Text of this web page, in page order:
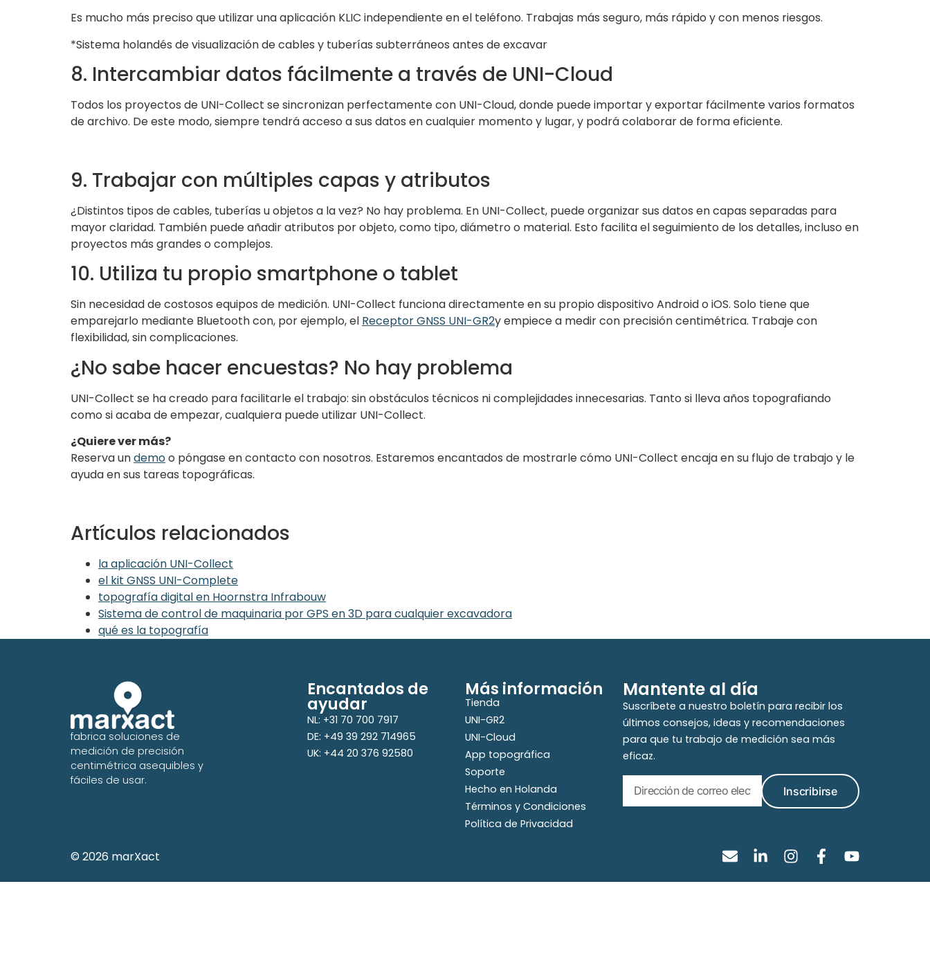
Es mucho más preciso que utilizar una aplicación KLIC independiente en el teléfono. Trabajas más seguro, más rápido y con menos riesgos.
*Sistema holandés de visualización de cables y tuberías subterráneos antes de excavar
8. Intercambiar datos fácilmente a través de UNI-Cloud
Todos los proyectos de UNI-Collect se sincronizan perfectamente con UNI-Cloud, donde puede importar y exportar fácilmente varios formatos
de archivo. De este modo, siempre tendrá acceso a sus datos en cualquier momento y lugar, y podrá colaborar de forma eficiente.
9. Trabajar con múltiples capas y atributos
¿Distintos tipos de cables, tuberías u objetos a la vez? No hay problema. En UNI-Collect, puede organizar sus datos en capas separadas para
mayor claridad. También puede añadir atributos por objeto, como tipo, diámetro o material. Esto facilita el seguimiento de los detalles, incluso en
proyectos más grandes o complejos.
10. Utiliza tu propio smartphone o tablet
Sin necesidad de costosos equipos de medición. UNI-Collect funciona directamente en su propio dispositivo Android o iOS. Solo tiene que
emparejarlo mediante Bluetooth con, por ejemplo, el Receptor GNSS UNI-GR2y empiece a medir con precisión centimétrica. Trabaje con
flexibilidad, sin complicaciones.
¿No sabe hacer encuestas? No hay problema
UNI-Collect se ha creado para facilitarle el trabajo: sin obstáculos técnicos ni complejidades innecesarias. Tanto si lleva años topografiando
como si acaba de empezar, cualquiera puede utilizar UNI-Collect.
¿Quiere ver más?
Reserva undemoo póngase en contacto con nosotros. Estaremos encantados de mostrarle cómo UNI-Collect encaja en su flujo de trabajo y le
ayuda en sus tareas topográficas.
Artículos relacionados
la aplicación UNI-Collect
el kit GNSS UNI-Complete
topografía digital en Hoornstra Infrabouw
Sistema de control de maquinaria por GPS en 3D para cualquier excavadora
qué es la topografía
fabrica soluciones de
medición de precisión
centimétrica asequibles y
fáciles de usar.
Encantados de
ayudar
NL: +31 70 700 7917
DE: +49 39 292 714965
UK: +44 20 376 92580
Más información
Tienda
UNI-GR2
UNI-Cloud
App topográfica
Soporte
Hecho en Holanda
Términos y Condiciones
Política de Privacidad
Mantente al día
Suscríbete a nuestro boletín para recibir los
últimos consejos, ideas y recomendaciones
para que tu trabajo de medición sea más
eficaz.
Inscribirse
© 2026 marXact